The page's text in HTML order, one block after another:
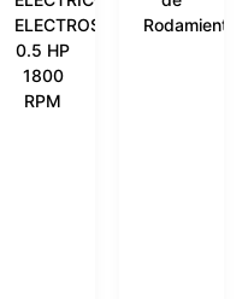
ELECTROSHOP
0.5 HP
1800
RPM
Rodamientos